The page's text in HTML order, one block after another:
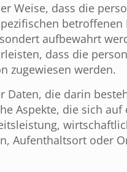
Weise, dass die
betroffenen
aufbewahrt
dass die
zugewiesen werden.
Daten, die darin
Aspekte, die sich
Aufenthaltsort oder